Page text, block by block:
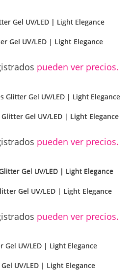
Gel UV/LED | Light Elegance
pueden ver precios.
Gel UV/LED | Light Elegance
pueden ver precios.
Gel UV/LED | Light Elegance
pueden ver precios.
UV/LED | Light Elegance